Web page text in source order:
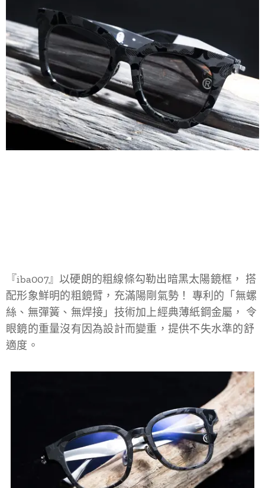
『iba007』以硬朗的粗線條勾勒出暗黑太陽鏡框， 搭
配形象鮮明的粗鏡臂，充滿陽剛氣勢！ 專利的「無螺
絲、無彈簧、無焊接」技術加上經典薄紙鋼金屬， 令
眼鏡的重量沒有因為設計而變重，提供不失水準的舒
適度。